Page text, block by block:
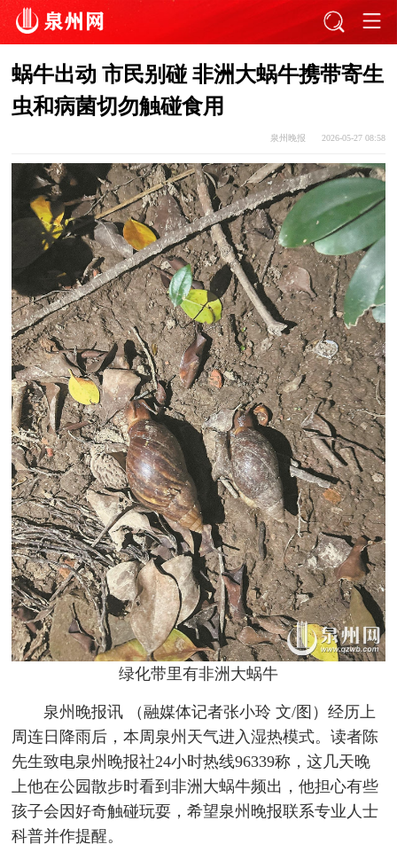
蜗牛出动 市民别碰 非洲大蜗牛携带寄生
虫和病菌切勿触碰食用
泉州晚报 2026-05-27 08:58
绿化带里有非洲大蜗牛
泉州晚报讯 （融媒体记者张小玲 文/图）经历上
周连日降雨后，本周泉州天气进入湿热模式。读者陈
先生致电泉州晚报社24小时热线96339称，这几天晚
上他在公园散步时看到非洲大蜗牛频出，他担心有些
孩子会因好奇触碰玩耍，希望泉州晚报联系专业人士
科普并作提醒。